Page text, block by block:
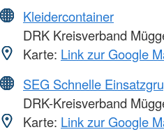
Kleidercontainer
DRK Kreisverband
Karte: Link zur Google
SEG Schnelle
DRK-Kreisverband
Karte: Link zur Google